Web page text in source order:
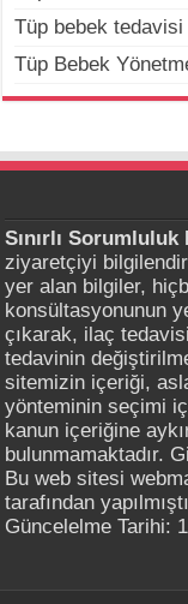
Tüp bebek
Tüp Bebek
Sınırlı Sorumluluk
ziyaretçiyi
yer alan bilgiler,
konsültasyonunun
çıkarak, ilaç
tedavinin
sitemizin içeriği,
yönteminin seçimi
kanun içeriğine
bulunmamaktadır.
Bu web sitesi
tarafından
Güncelelme Tarihi: